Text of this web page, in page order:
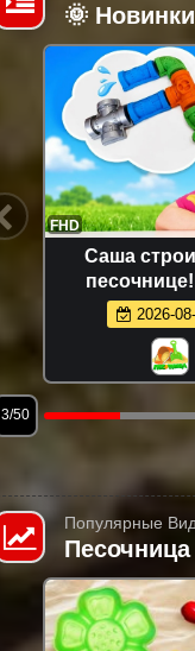
🌞
FHD
Саша
2026-
3/50
Популярные
Песочница